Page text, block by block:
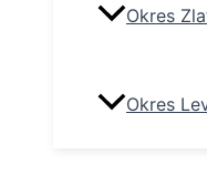
Okres
Okres